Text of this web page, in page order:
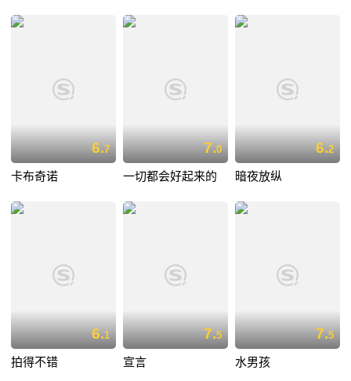
6.7
卡布奇诺
7.0
一切都会好起来的
6.2
暗夜放纵
6.1
拍得不错
7.5
宣言
7.5
水男孩